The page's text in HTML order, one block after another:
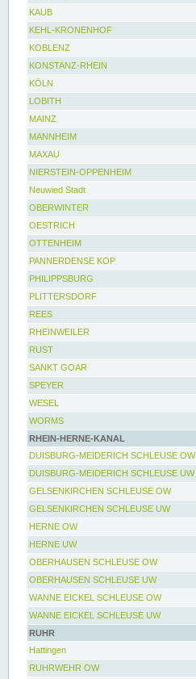
KAUB
KEHL-KRONENHOF
KOBLENZ
KONSTANZ-RHEIN
KÖLN
LOBITH
MAINZ
MANNHEIM
MAXAU
NIERSTEIN-OPPENHEIM
Neuwied Stadt
OBERWINTER
OESTRICH
OTTENHEIM
PANNERDENSE KOP
PHILIPPSBURG
PLITTERSDORF
REES
RHEINWEILER
RUST
SANKT GOAR
SPEYER
WESEL
WORMS
RHEIN-HERNE-KANAL
DUISBURG-MEIDERICH SCHLEUSE OW
DUISBURG-MEIDERICH SCHLEUSE UW
GELSENKIRCHEN SCHLEUSE OW
GELSENKIRCHEN SCHLEUSE UW
HERNE OW
HERNE UW
OBERHAUSEN SCHLEUSE OW
OBERHAUSEN SCHLEUSE UW
WANNE EICKEL SCHLEUSE OW
WANNE EICKEL SCHLEUSE UW
RUHR
Hattingen
RUHRWEHR OW